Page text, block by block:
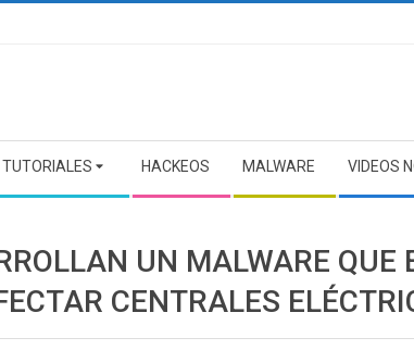
TUTORIALES HACKEOS MALWARE VIDEOS
UN MALWARE QUE
CENTRALES